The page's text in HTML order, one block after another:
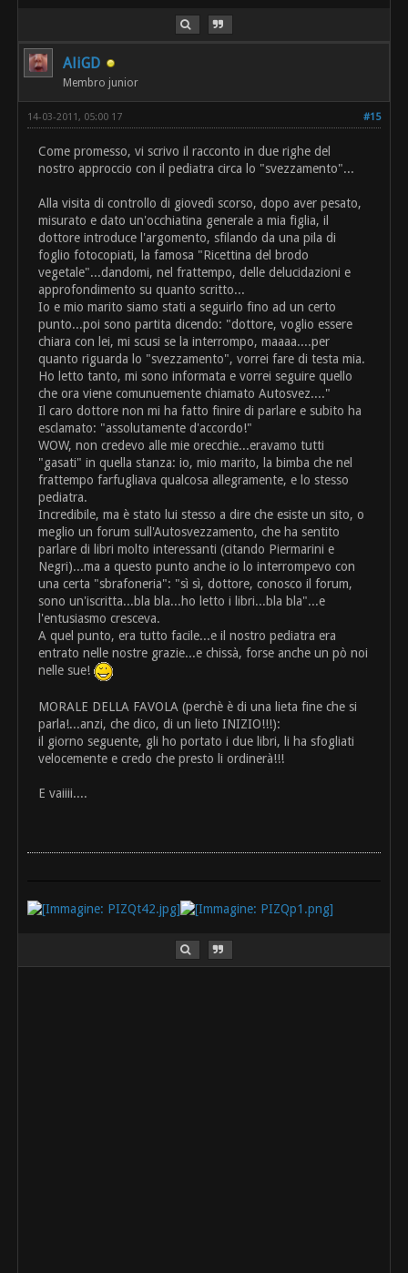
AliGD
Membro junior
#15
14-03-2011, 05:00 17
Come promesso, vi scrivo il racconto in due righe del
nostro approccio con il pediatra circa lo "svezzamento"...
Alla visita di controllo di giovedì scorso, dopo aver pesato,
misurato e dato un'occhiatina generale a mia figlia, il
dottore introduce l'argomento, sfilando da una pila di
foglio fotocopiati, la famosa "Ricettina del brodo
vegetale"...dandomi, nel frattempo, delle delucidazioni e
approfondimento su quanto scritto...
Io e mio marito siamo stati a seguirlo fino ad un certo
punto...poi sono partita dicendo: "dottore, voglio essere
chiara con lei, mi scusi se la interrompo, maaaa....per
quanto riguarda lo "svezzamento", vorrei fare di testa mia.
Ho letto tanto, mi sono informata e vorrei seguire quello
che ora viene comunuemente chiamato Autosvez...."
Il caro dottore non mi ha fatto finire di parlare e subito ha
esclamato: "assolutamente d'accordo!"
WOW, non credevo alle mie orecchie...eravamo tutti
"gasati" in quella stanza: io, mio marito, la bimba che nel
frattempo farfugliava qualcosa allegramente, e lo stesso
pediatra.
Incredibile, ma è stato lui stesso a dire che esiste un sito, o
meglio un forum sull'Autosvezzamento, che ha sentito
parlare di libri molto interessanti (citando Piermarini e
Negri)...ma a questo punto anche io lo interrompevo con
una certa "sbrafoneria": "sì sì, dottore, conosco il forum,
sono un'iscritta...bla bla...ho letto i libri...bla bla"...e
l'entusiasmo cresceva.
A quel punto, era tutto facile...e il nostro pediatra era
entrato nelle nostre grazie...e chissà, forse anche un pò noi
nelle sue!
MORALE DELLA FAVOLA (perchè è di una lieta fine che si
parla!...anzi, che dico, di un lieto INIZIO!!!):
il giorno seguente, gli ho portato i due libri, li ha sfogliati
velocemente e credo che presto li ordinerà!!!
E vaiiii....